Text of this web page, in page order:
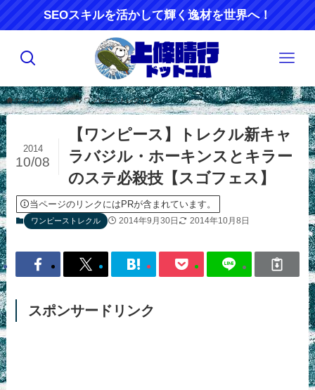
SEOスキルを活かして輝く逸材を世界へ！
ホーム アプリ攻略 ワンピーストレクル
【ワンピース】トレクル新キャ
ラバジル・ホーキンスとキラー
のステ必殺技【スゴフェス】
2014
10/08
当ページのリンクにはPRが含まれています。
ワンピーストレクル 2014年9月30日 2014年10月8日
スポンサードリンク